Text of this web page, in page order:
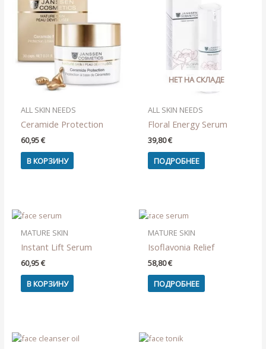
ALL SKIN NEEDS
Ceramide Protection
60,95€
В КОРЗИНУ
НЕТ НА СКЛАДЕ
ALL SKIN NEEDS
Floral Energy Serum
39,80€
ПОДРОБНЕЕ
MATURE SKIN
Instant Lift Serum
60,95€
В КОРЗИНУ
MATURE SKIN
Isoflavonia Relief
58,80€
ПОДРОБНЕЕ